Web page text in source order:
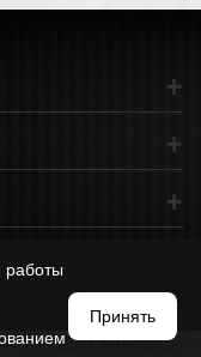
+
+
+
магазин виниловых
работы
Принять